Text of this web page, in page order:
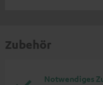
Zubehör
Notwendiges